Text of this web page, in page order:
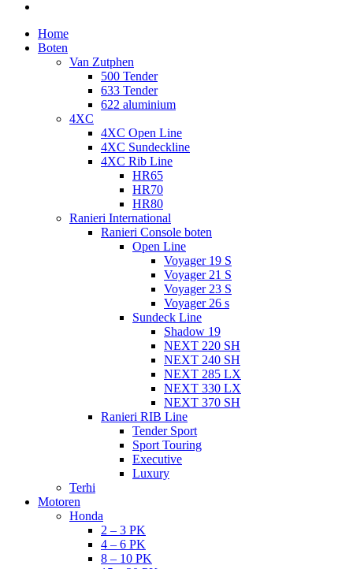
Home
Boten
Van Zutphen
500 Tender
633 Tender
622 aluminium
4XC
4XC Open Line
4XC Sundeckline
4XC Rib Line
HR65
HR70
HR80
Ranieri International
Ranieri Console boten
Open Line
Voyager 19 S
Voyager 21 S
Voyager 23 S
Voyager 26 s
Sundeck Line
Shadow 19
NEXT 220 SH
NEXT 240 SH
NEXT 285 LX
NEXT 330 LX
NEXT 370 SH
Ranieri RIB Line
Tender Sport
Sport Touring
Executive
Luxury
Terhi
Motoren
Honda
2 – 3 PK
4 – 6 PK
8 – 10 PK